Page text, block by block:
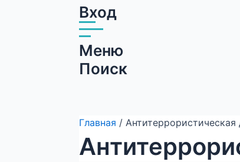
Вход
Меню
Поиск
Главная / Антитеррористическая